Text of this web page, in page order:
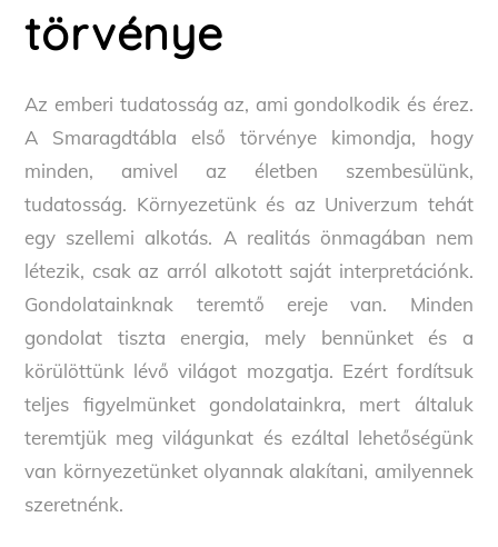
törvénye
Az emberi tudatosság az, ami gondolkodik és érez.
A Smaragdtábla első törvénye kimondja, hogy
minden, amivel az életben szembesülünk,
tudatosság. Környezetünk és az Univerzum tehát
egy szellemi alkotás. A realitás önmagában nem
létezik, csak az arról alkotott saját interpretációnk.
Gondolatainknak teremtő ereje van. Minden
gondolat tiszta energia, mely bennünket és a
körülöttünk lévő világot mozgatja. Ezért fordítsuk
teljes figyelmünket gondolatainkra, mert általuk
teremtjük meg világunkat és ezáltal lehetőségünk
van környezetünket olyannak alakítani, amilyennek
szeretnénk.